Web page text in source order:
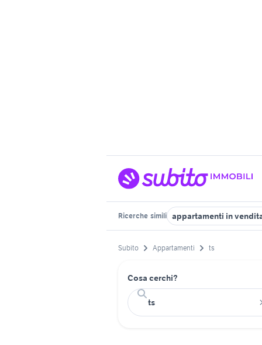
Ricerche simili appartamenti in
Subito Appartamenti ts
Cosa cerchi?